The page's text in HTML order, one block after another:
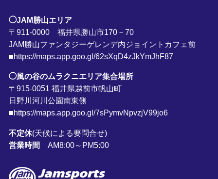
◯JAM勝山エリア
〒911-0000 福井県勝山市170－70
JAM勝山ファンタジーゲレンデ内ジョイントカフェ前
■https://maps.app.goo.gl/62sXqD4zJkYmJhF87
◯風の谷のムラクニエリア集合場所
〒915-0051 福井県越前市帆山町
日野川河川公園南東側
■https://maps.app.goo.gl/7sPymvNpvzjV99jo6
不定休(天候による要問合せ)
営業時間
AM8:00～PM5:00